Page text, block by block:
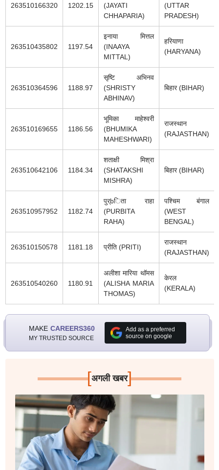
263510166320 1202.15
(JAYATI
CHHAPARIA)
(UTTAR
PRADESH)
263510435802 1197.54
इनाया मित्तल
(INAAYA
MITTAL)
हरियाणा
(HARYANA)
263510364596 1188.97
सृष्टि अभिनव
(SHRISTY
ABHINAV)
बिहार (BIHAR)
263510169655 1186.56
भूमिका माहेश्वरी
(BHUMIKA
MAHESHWARI)
राजस्थान
(RAJASTHAN)
263510642106 1184.34
शताक्षी मिश्रा
(SHATAKSHI
MISHRA)
बिहार (BIHAR)
263510957952 1182.74
पुर्bिता राहा
(PURBITA
RAHA)
पश्चिम बंगाल
(WEST
BENGAL)
263510150578 1181.18 प्रीति (PRITI)
राजस्थान
(RAJASTHAN)
263510540260 1180.91
अलीशा मारिया थॉमस
(ALISHA MARIA
THOMAS)
केरल
(KERALA)
MAKE CAREERS360
MY TRUSTED SOURCE
Add as a preferred
source on google
[अगली खबर]